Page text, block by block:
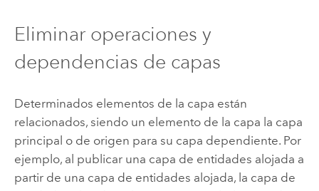
Eliminar operaciones y
dependencias de capas
Determinados elementos de la capa están
relacionados, siendo un elemento de la capa la capa
principal o de origen para su capa dependiente. Por
ejemplo, al publicar una capa de entidades alojada a
partir de una capa de entidades alojada, la capa de